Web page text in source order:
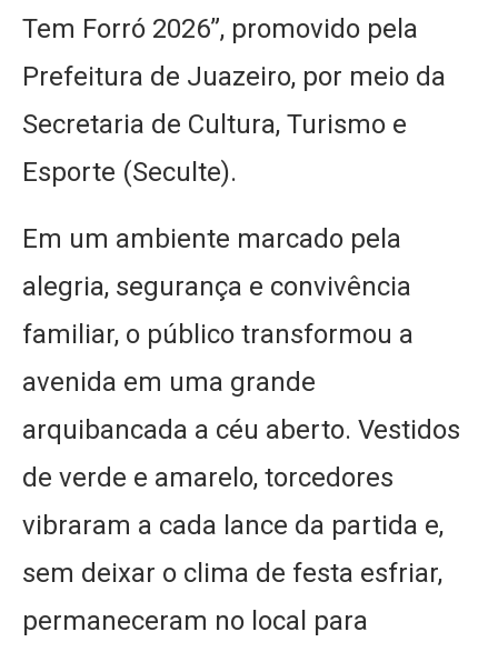
Tem Forró 2026”, promovido pela
Prefeitura de Juazeiro, por meio da
Secretaria de Cultura, Turismo e
Esporte (Seculte).
Em um ambiente marcado pela
alegria, segurança e convivência
familiar, o público transformou a
avenida em uma grande
arquibancada a céu aberto. Vestidos
de verde e amarelo, torcedores
vibraram a cada lance da partida e,
sem deixar o clima de festa esfriar,
permaneceram no local para